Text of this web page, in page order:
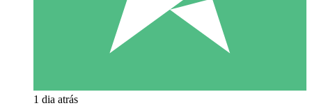
1 dia atrás